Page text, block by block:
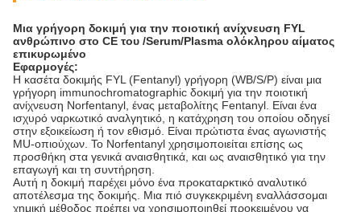
Μια γρήγορη δοκιμή για την ποιοτική ανίχνευση FYL
ανθρώπινο στο CE του /Serum/Plasma ολόκληρου αίματος
επικυρωμένο
Εφαρμογές:
Η κασέτα δοκιμής FYL (Fentanyl) γρήγορη (WB/S/P) είναι μια
γρήγορη immunochromatographic δοκιμή για την ποιοτική
ανίχνευση Norfentanyl, ένας μεταβολίτης Fentanyl. Είναι ένα
ισχυρό ναρκωτικό αναλγητικό, η κατάχρηση του οποίου οδηγεί
στην εξοικείωση ή τον εθισμό. Είναι πρώτιστα ένας αγωνιστής
MU-οπιούχων. Το Norfentanyl χρησιμοποιείται επίσης ως
προσθήκη στα γενικά αναισθητικά, και ως αναισθητικό για την
επαγωγή και τη συντήρηση.
Αυτή η δοκιμή παρέχει μόνο ένα προκαταρκτικό αναλυτικό
αποτέλεσμα της δοκιμής. Μια πιό συγκεκριμένη εναλλάσσομαι
χημική μέθοδος πρέπει να χρησιμοποιηθεί προκειμένου να